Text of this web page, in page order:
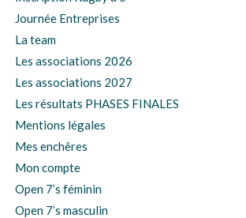
Journée Entreprises
La team
Les associations 2026
Les associations 2027
Les résultats PHASES FINALES
Mentions légales
Mes enchêres
Mon compte
Open 7’s féminin
Open 7’s masculin